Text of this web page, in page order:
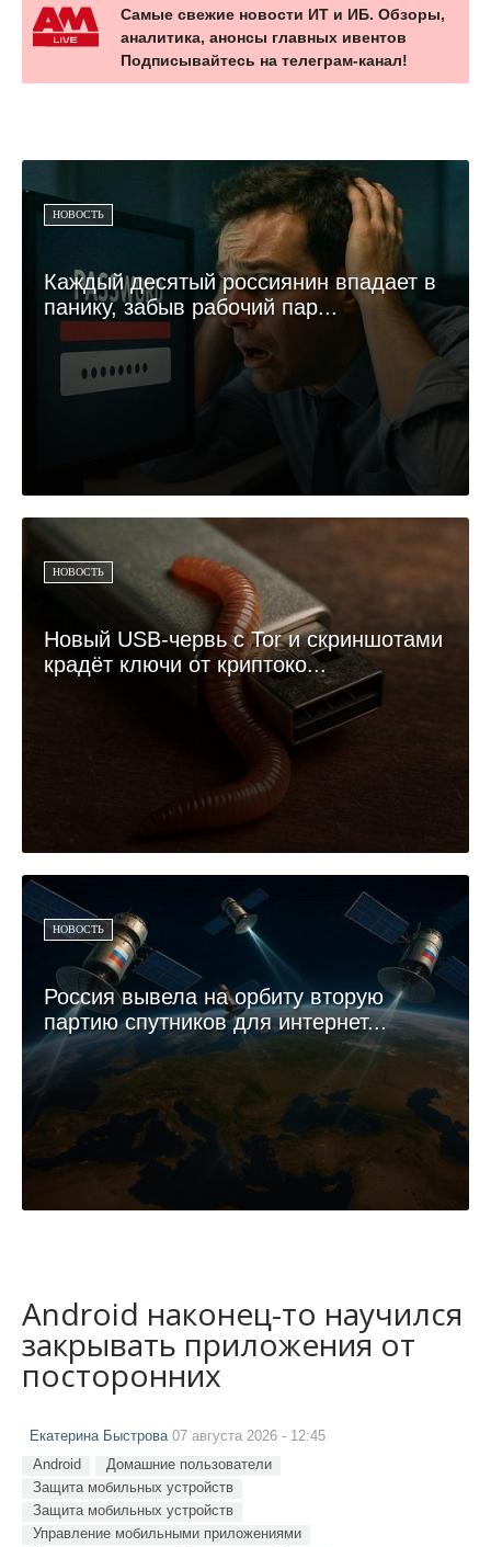
Самые свежие новости ИТ и ИБ. Обзоры,
аналитика, анонсы главных ивентов
Подписывайтесь на телеграм-канал!
НОВОСТЬ
Каждый десятый россиянин впадает в
панику, забыв рабочий пар...
НОВОСТЬ
Новый USB-червь с Tor и скриншотами
крадёт ключи от криптоко...
НОВОСТЬ
Россия вывела на орбиту вторую
партию спутников для интернет...
Android наконец-то научился
закрывать приложения от
посторонних
Екатерина Быстрова07 августа 2026 - 12:45
Android
Домашние пользователи
Защита мобильных устройств
Защита мобильных устройств
Управление мобильными приложениями